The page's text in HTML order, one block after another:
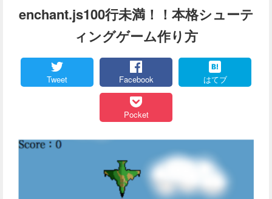
enchant.js100行未満！！本格シューテ
ィングゲーム作り方
Tweet Facebook はてブ
Pocket